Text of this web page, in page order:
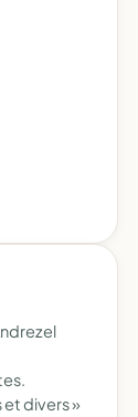
et divers »